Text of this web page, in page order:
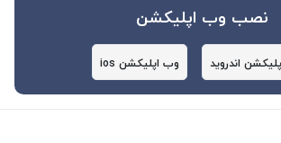
نصب وب اپلیکشن
اندروید وب اپلیکشن ios